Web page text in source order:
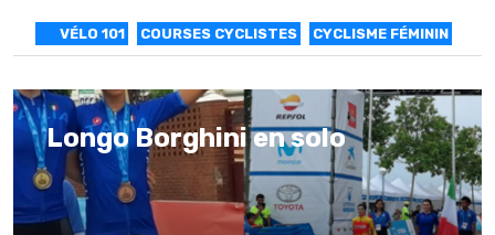
VÉLO 101 COURSES CYCLISTES CYCLISME FÉMININ
Longo Borghini en solo